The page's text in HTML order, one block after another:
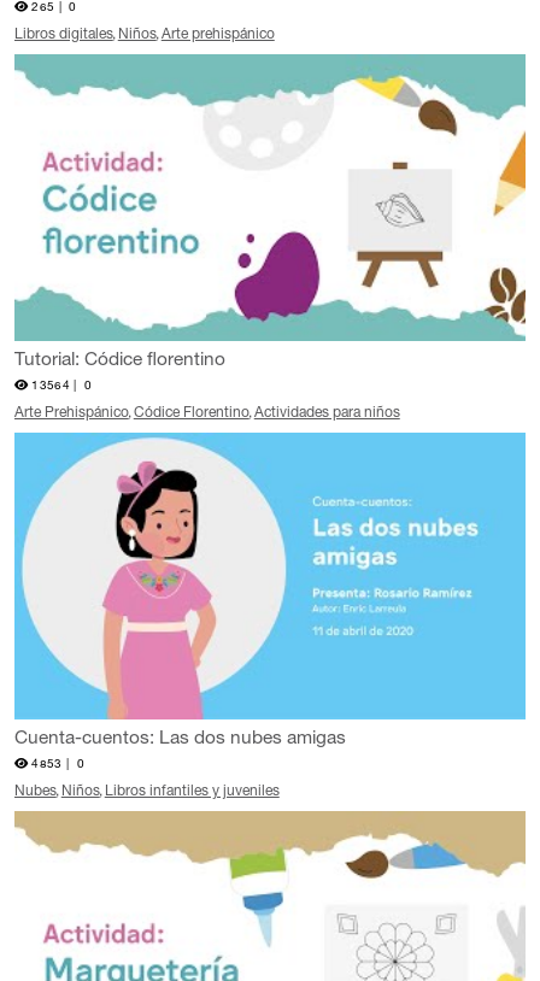
265 | 0
Libros digitales Niños Arte prehispánico
Tutorial: Códice florentino
13564 | 0
Arte Prehispánico Códice Florentino Actividades para niños
Cuenta-cuentos: Las dos nubes amigas
4853 | 0
Nubes Niños Libros infantiles y juveniles